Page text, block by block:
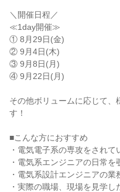
＼開催日程／
≪1day開催≫
① 8月29日(金)
② 9月4日(木)
③ 9月8日(月)
④ 9月22日(月)
その他ボリュームに応じて、
す！
■こんな方におすすめ
・電気電子系の専攻をされて
・電気系エンジニアの日常を
・電気系設計エンジニアの業
・実際の職場、現場を見学し